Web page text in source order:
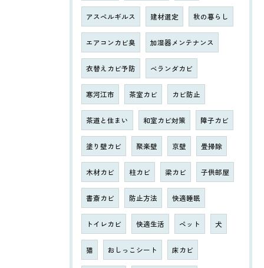
アスペルギルス 建材選定 秋の暮らし
エアコンカビ臭 加湿器メンテナンス
衣替えカビ予防 ベランダカビ
寒河江市 茶室カビ カビ防止
茶道と住まい 和室カビ対策 障子カビ
塗り壁カビ 聚楽壁 京壁 畳掃除
木材カビ 柱カビ 梁カビ 子供部屋
書斎カビ 防止方法 快適睡眠
トイレカビ 快適生活 ペット 犬
猫 おしっこシート 床カビ